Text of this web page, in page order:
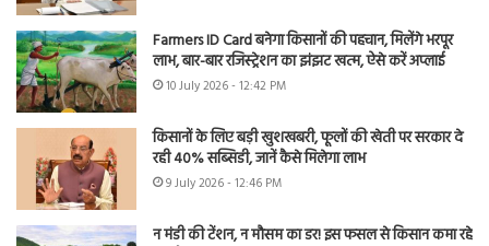
Farmers ID Card बनेगा किसानों की पहचान, मिलेंगे भरपूर
लाभ, बार-बार रजिस्ट्रेशन का झंझट खत्म, ऐसे करें अप्लाई
10 July 2026 - 12:42 PM
किसानों के लिए बड़ी खुशखबरी, फूलों की खेती पर सरकार दे
रही 40% सब्सिडी, जानें कैसे मिलेगा लाभ
9 July 2026 - 12:46 PM
न मंडी की टेंशन, न मौसम का डर! इस फसल से किसान कमा रहे